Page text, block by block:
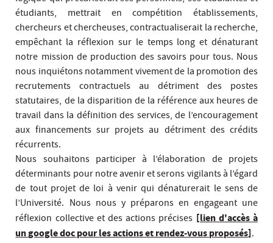
étudiants, mettrait en compétition établissements,
chercheurs et chercheuses, contractualiserait la recherche,
empêchant la réflexion sur le temps long et dénaturant
notre mission de production des savoirs pour tous. Nous
nous inquiétons notamment vivement de la promotion des
recrutements contractuels au détriment des postes
statutaires, de la disparition de la référence aux heures de
travail dans la définition des services, de l’encouragement
aux financements sur projets au détriment des crédits
récurrents.
Nous souhaitons participer à l’élaboration de projets
déterminants pour notre avenir et serons vigilants à l’égard
de tout projet de loi à venir qui dénaturerait le sens de
l’Université. Nous nous y préparons en engageant une
réflexion collective et des actions précises [lien d'accès à
ungoogle docpour les actions et rendez-vous proposés].